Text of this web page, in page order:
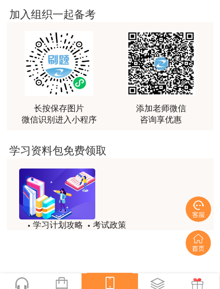
为湖北省的人员方可在湖北省内报名参加考试。
各地住建、交通、水利行业主管部门负责对报
本行业“考全科”或“增报专业”的考生进行资格核
查，各地及省直人社部门负责对报考“免2科”的考
生进行资格核查。
本考试报名证明事项推行告知承诺制。报考人
员须仔细阅读《报考须知》，报名时确认本人符合
息）真实、准确、完整、有效，承担不实承诺的相
（电子文本），一经提交即具有法律效力，不允许
代为承诺。报考人员应当按照考试组织机构核查规
定和要求提交或补充提交有关材料，对逾期或不接
受核查的，视为放弃考试资格。对不实承诺行为记
报考人员提交的境内高等教育学历学位信息无法通
老师讲的很细致很认真，课件准备充分也非常有耐
用户m0****88
最棒的预习课
用户m2****66
越听越觉得好
用户m2****66
非常非常非常非常棒！！!！
用户m2****66
非常非常非常非常棒！！!！
土建计量这门课我听了门金瑞和孙琦两位老师的课
试，非常感谢两位老师的课程。
加入组织一起备考
长按保存图片
微信识别进入小程序
添加老师微信
咨询享优惠
学习资料包免费领取
学习计划攻略
考试政策